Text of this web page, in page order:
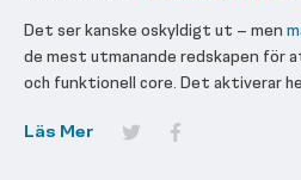
Det ser kanske oskyldigt ut – men
de mest utmanande redskapen för
och funktionell core. Det aktiverar
Läs Mer